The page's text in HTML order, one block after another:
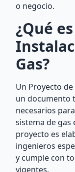
o negocio.
¿Qué
Gas?
Un Proyecto
un documento
necesarios
sistema de gas
proyecto es
ingenieros
y cumple con
vigentes.